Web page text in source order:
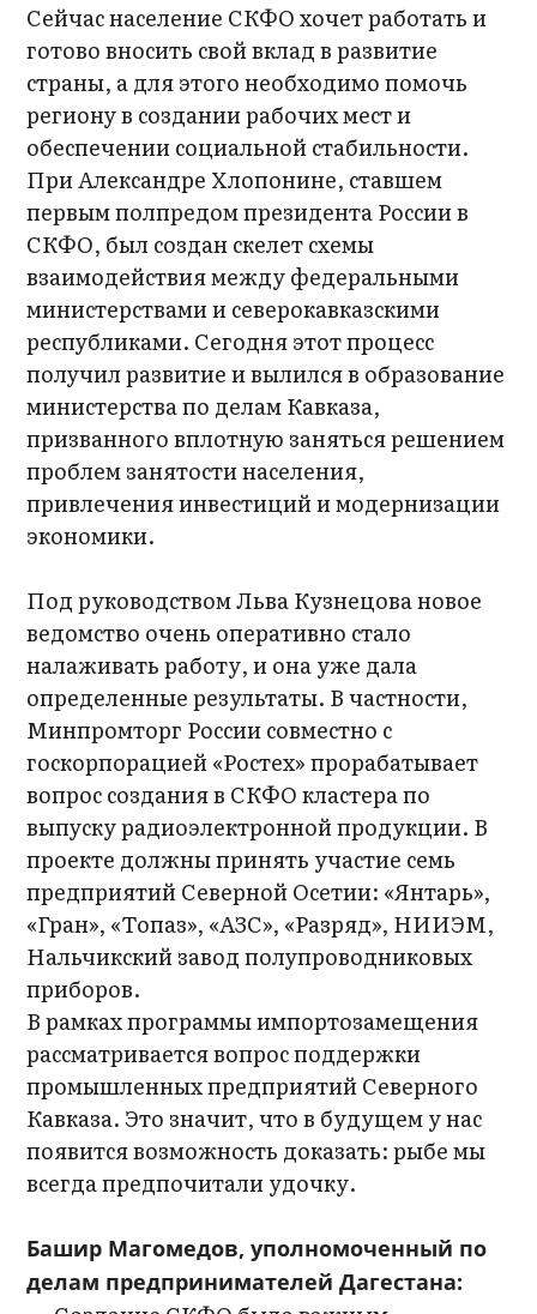
Сейчас население СКФО хочет работать и
готово вносить свой вклад в развитие
страны, а для этого необходимо помочь
региону в создании рабочих мест и
обеспечении социальной стабильности.
При Александре Хлопонине, ставшем
первым полпредом президента России в
СКФО, был создан скелет схемы
взаимодействия между федеральными
министерствами и северокавказскими
республиками. Сегодня этот процесс
получил развитие и вылился в образование
министерства по делам Кавказа,
призванного вплотную заняться решением
проблем занятости населения,
привлечения инвестиций и модернизации
экономики.
Под руководством Льва Кузнецова новое
ведомство очень оперативно стало
налаживать работу, и она уже дала
определенные результаты. В частности,
Минпромторг России совместно с
госкорпорацией «Ростех» прорабатывает
вопрос создания в СКФО кластера по
выпуску радиоэлектронной продукции. В
проекте должны принять участие семь
предприятий Северной Осетии: «Янтарь»,
«Гран», «Топаз», «АЗС», «Разряд», НИИЭМ,
Нальчикский завод полупроводниковых
приборов.
В рамках программы импортозамещения
рассматривается вопрос поддержки
промышленных предприятий Северного
Кавказа. Это значит, что в будущем у нас
появится возможность доказать: рыбе мы
всегда предпочитали удочку.
Башир Магомедов, уполномоченный по
делам предпринимателей Дагестана: